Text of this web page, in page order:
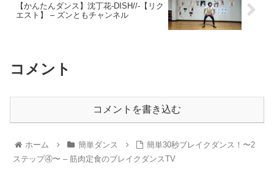
【かんたんダンス】沈丁花-DISH//-【リク
エスト】 – ズンともチャンネル
コメント
コメントを書き込む
ホーム 簡単ダンス
簡単30秒ブレイクダンス！〜2
ステップ④〜 – 筋肉定食のブレイクダンスTV